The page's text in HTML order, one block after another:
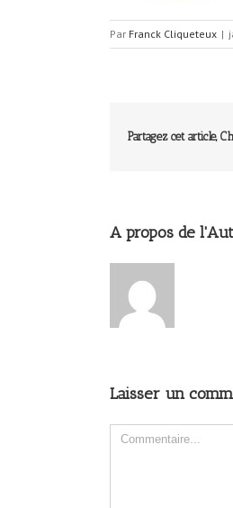
Par Franck Cliqueteux |
Partagez cet article,
A propos de
Laisser un